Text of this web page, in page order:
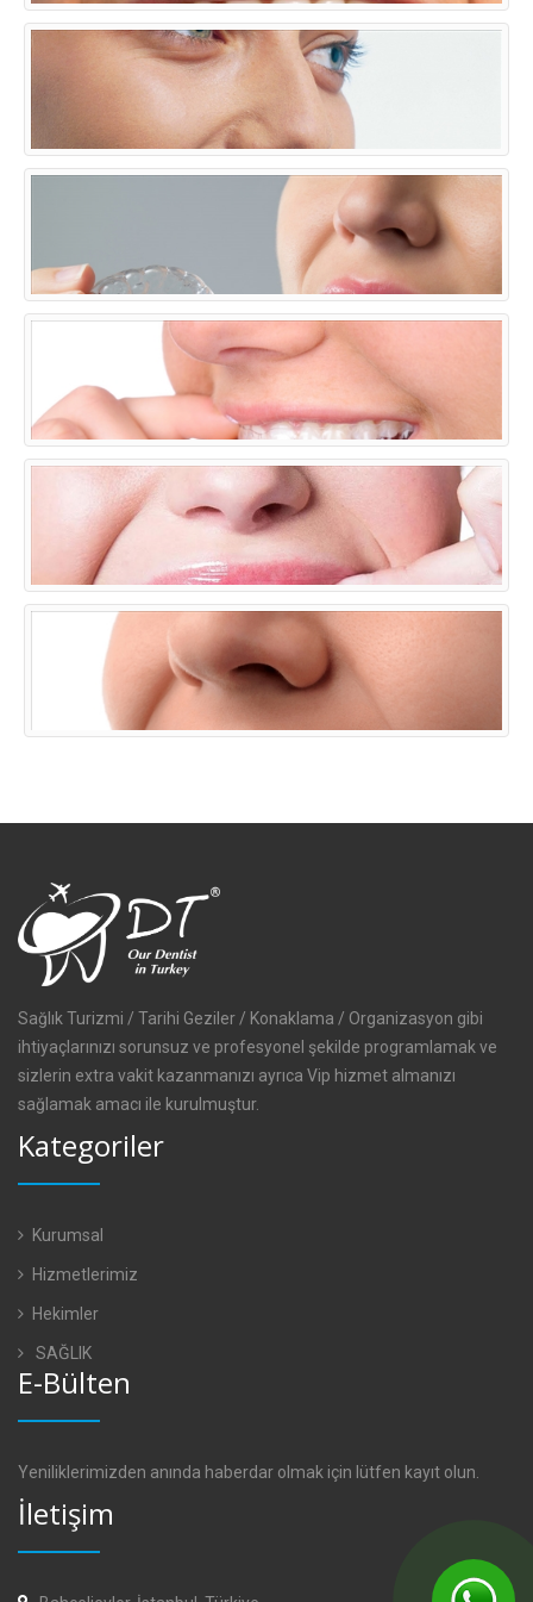
Sağlık Turizmi / Tarihi Geziler / Konaklama / Organizasyon gibi
ihtiyaçlarınızı sorunsuz ve profesyonel şekilde programlamak ve
sizlerin extra vakit kazanmanızı ayrıca Vip hizmet almanızı
sağlamak amacı ile kurulmuştur.
Kategoriler
Kurumsal
Hizmetlerimiz
Hekimler
SAĞLIK
E-Bülten
Yeniliklerimizden anında haberdar olmak için lütfen kayıt olun.
İletişim